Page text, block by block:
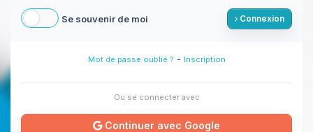
Se souvenir de moi Connexion
Mot de passe oublié ? - Inscription
Ou se connecter avec
Continuer avec Google